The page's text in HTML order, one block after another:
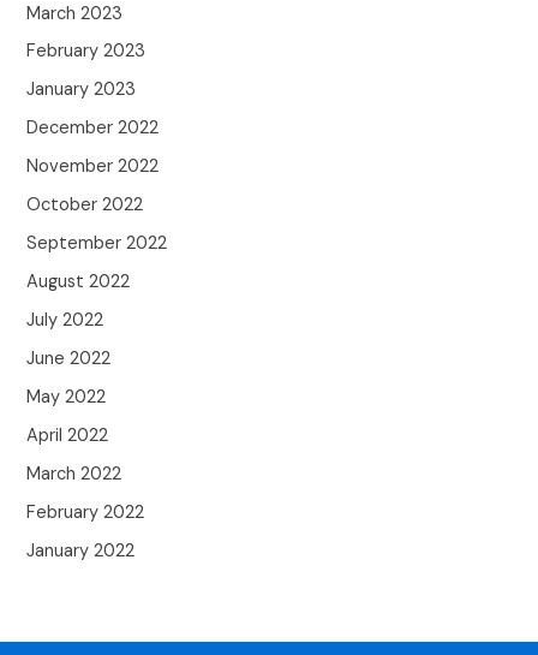
March 2023
February 2023
January 2023
December 2022
November 2022
October 2022
September 2022
August 2022
July 2022
June 2022
May 2022
April 2022
March 2022
February 2022
January 2022